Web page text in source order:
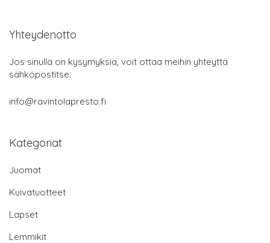
Yhteydenotto
Jos sinulla on kysymyksiä, voit ottaa meihin yhteyttä
sähköpostitse:
info@ravintolapresto.fi
Kategoriat
Juomat
Kuivatuotteet
Lapset
Lemmikit